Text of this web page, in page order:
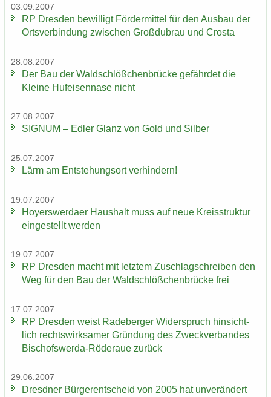
03.09.2007
RP Dres­den be­wil­ligt För­der­mit­tel für den Aus­bau der
Orts­ver­bin­dung zwi­schen Groß­du­brau und Crosta
28.08.2007
Der Bau der Wald­schlöß­chen­brü­cke ge­fähr­det die
Klei­ne Huf­ei­sen­na­se nicht
27.08.2007
SI­GNUM – Edler Glanz von Gold und Sil­ber
25.07.2007
Lärm am Ent­ste­hungs­ort ver­hin­dern!
19.07.2007
Ho­yers­wer­da­er Haus­halt muss auf neue Kreis­struk­tur
ein­ge­stellt wer­den
19.07.2007
RP Dres­den macht mit letz­tem Zu­schlag­schrei­ben den
Weg für den Bau der Wald­schlöß­chen­brü­cke frei
17.07.2007
RP Dres­den weist Ra­de­ber­ger Wi­der­spruch hin­sicht­
lich rechts­wirk­sa­mer Grün­dung des Zweck­ver­ban­des
Bischofswerda-​Röderaue zu­rück
29.06.2007
Dresd­ner Bür­ger­ent­scheid von 2005 hat un­ver­än­dert